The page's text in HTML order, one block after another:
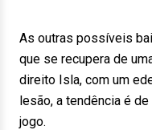
As outras possíveis
que se recupera de
direito Isla, com um
lesão, a tendência é
jogo.